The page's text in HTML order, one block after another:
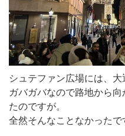
シュテファン広場には、
ガバガバなので路地から
たのですが。
全然そんなことなかったで